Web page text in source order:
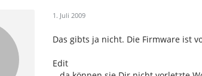
1. Juli 2009
Das gibts ja nicht. Die Firmware ist
Edit